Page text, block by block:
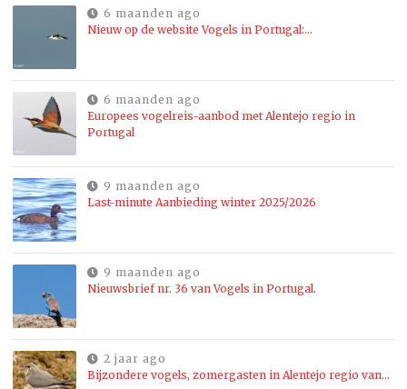
6 maanden ago
Nieuw op de website Vogels in Portugal:…
6 maanden ago
Europees vogelreis-aanbod met Alentejo regio in
Portugal
9 maanden ago
Last-minute Aanbieding winter 2025/2026
9 maanden ago
Nieuwsbrief nr. 36 van Vogels in Portugal.
2 jaar ago
Bijzondere vogels, zomergasten in Alentejo regio van…